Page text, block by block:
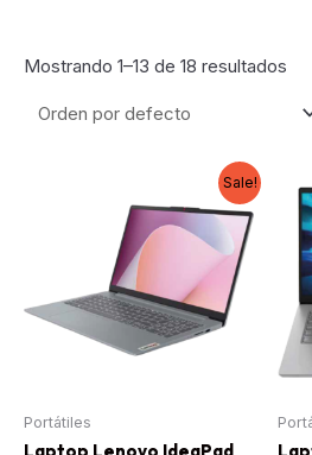
Mostrando 1–13 de 18 resultados
Sale!
Portátiles
Laptop Lenovo IdeaPad